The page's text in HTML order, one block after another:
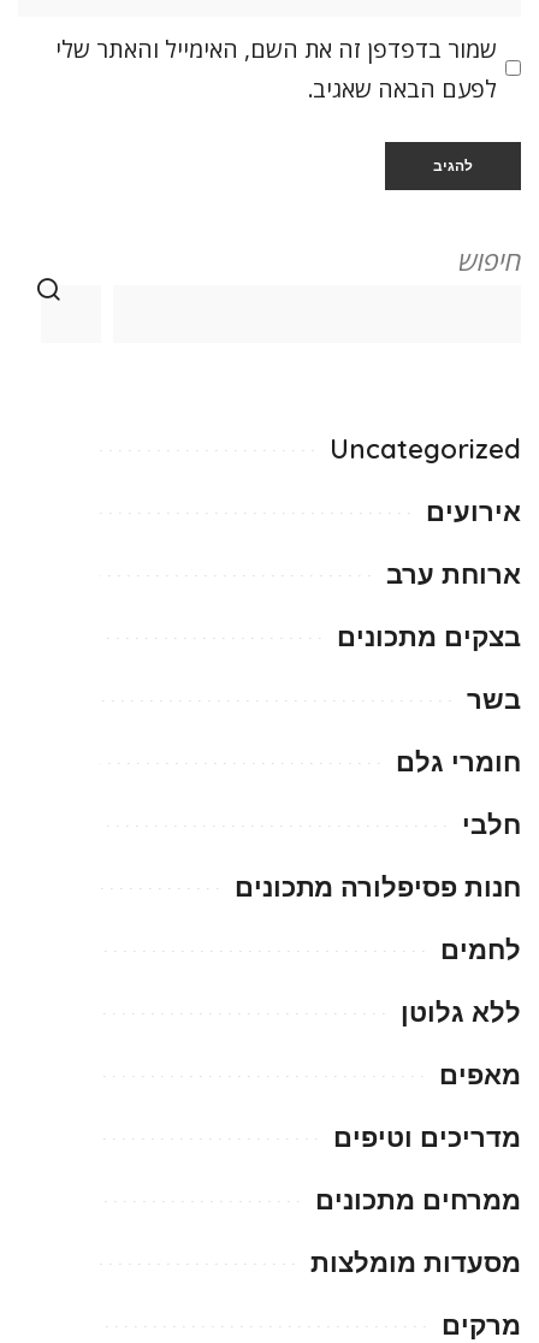
שמור בדפדפן זה את השם, האימייל והאתר שלי
לפעם הבאה שאגיב.
חיפוש
Uncategorized
אירועים
ארוחת ערב
בצקים מתכונים
בשר
חומרי גלם
חלבי
חנות פסיפלורה מתכונים
לחמים
ללא גלוטן
מאפים
מדריכים וטיפים
ממרחים מתכונים
מסעדות מומלצות
מרקים